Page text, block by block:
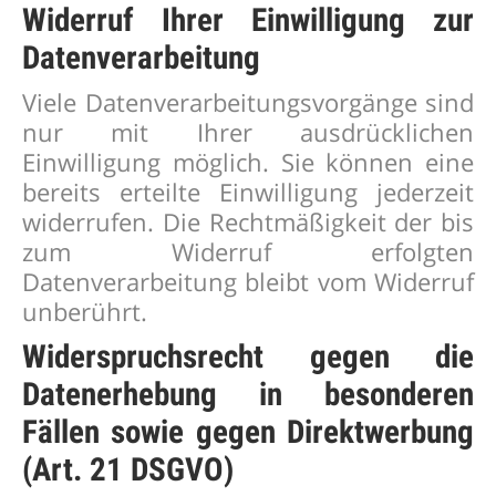
Widerruf Ihrer Einwilligung zur
Datenverarbeitung
Viele Datenverarbeitungsvorgänge sind
nur mit Ihrer ausdrücklichen
Einwilligung möglich. Sie können eine
bereits erteilte Einwilligung jederzeit
widerrufen. Die Rechtmäßigkeit der bis
zum Widerruf erfolgten
Datenverarbeitung bleibt vom Widerruf
unberührt.
Widerspruchsrecht gegen die
Datenerhebung in besonderen
Fällen sowie gegen Direktwerbung
(Art. 21 DSGVO)